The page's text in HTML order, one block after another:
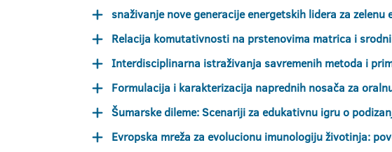
snaživanje nove generacije energetskih lidera za
Relacija komutativnosti na prstenovima matrica i
Interdisciplinarna istraživanja savremenih metoda i
Formulacija i karakterizacija naprednih nosača za
Šumarske dileme: Scenariji za edukativnu igru o
Evropska mreža za evolucionu imunologiju životinja: